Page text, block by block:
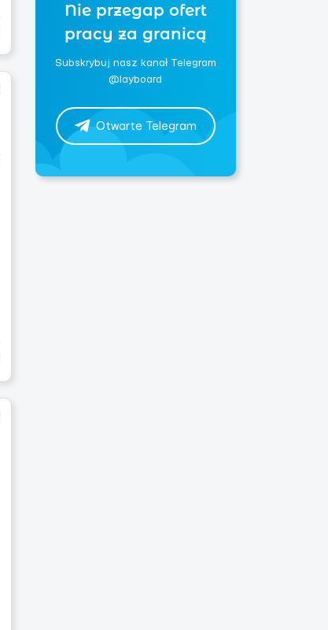
Nie przegap ofert
pracy za granicą
Subskrybuj nasz kanał Telegram
@layboard
Otwarte Telegram